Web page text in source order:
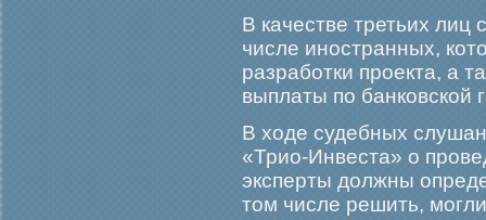
В качестве третьих лиц
числе иностранных,
разработки проекта, а
выплаты по банковской
В ходе судебных
«Трио-Инвеста» о
эксперты должны
том числе решить,